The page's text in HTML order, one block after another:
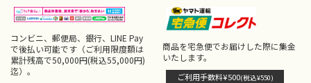
コンビニ、郵便局、銀行、LINE Pay
で後払い可能です（ご利用限度額は
累計残高で50,000円(税込55,000円)
迄）。
商品を宅急便でお届けした際に集金
いたします。
ご利用手数料¥500(税込¥550)